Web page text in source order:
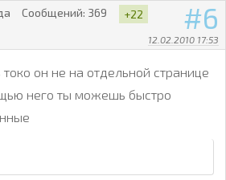
6
12.02.2010 17:53
Сообщений: 369 +22
токо он не на отдельной странице
него ты можешь быстро